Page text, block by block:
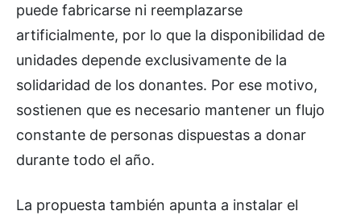
puede fabricarse ni reemplazarse
artificialmente, por lo que la disponibilidad de
unidades depende exclusivamente de la
solidaridad de los donantes. Por ese motivo,
sostienen que es necesario mantener un flujo
constante de personas dispuestas a donar
durante todo el año.
La propuesta también apunta a instalar el